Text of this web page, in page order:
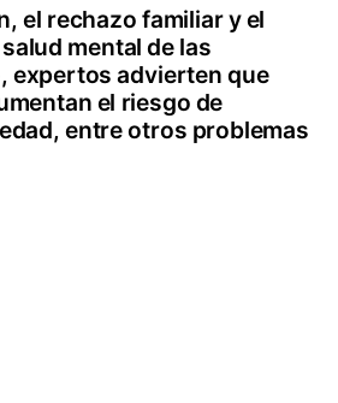
el rechazo familiar y el
mental de las
expertos advierten que
el riesgo de
entre otros problemas